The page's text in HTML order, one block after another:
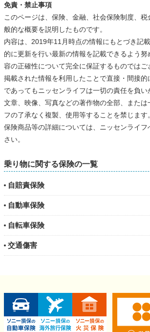
免責・禁止事項
このページは、保険、金融、社会保険制度、
般的な概要を説明したものです。
内容は、2019年11月時点の情報にもとづき記
的に更新を行い最新の情報を記載できるよう努
容の正確性について完全に保証するものではご
掲載された情報を利用したことで直接・間接的
であってもニッセンライフは一切の責任を負い
文章、映像、写真などの著作物の全部、または
フの了承なく複製、使用等することを禁じます。
保険商品等の詳細については、ニッセンライ
さい。
乗り物に関する保険の一覧
自賠責保険
自動車保険
自転車保険
交通傷害